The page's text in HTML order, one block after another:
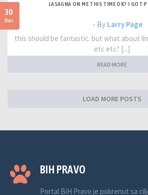
30
Dec
LASAGNA ON ME THIS TIME OK? I GOT
- By Larry Page
this should be fantastic. but what about
etc etc? [...]
READ MORE
LOAD MORE POSTS
BIH PRAVO
Portal BiH Pravo je pokrenut sa